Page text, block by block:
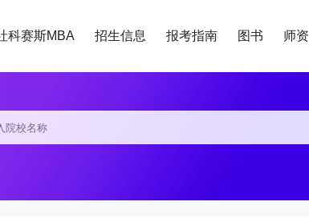
科赛斯MBA 招生信息 报考指南 图书 师资